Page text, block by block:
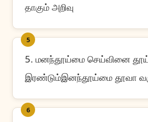
தாகும் அறிவு
5
5. மனந்தூய்மை செய்வினை
இரண்டும்இனந்தூய்மை தூவா
6